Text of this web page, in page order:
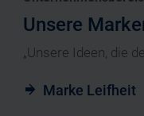
Unsere
„Unsere Ideen, die
Marke Leifheit